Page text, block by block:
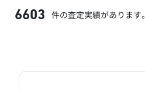
6603 件の査定実績があります。